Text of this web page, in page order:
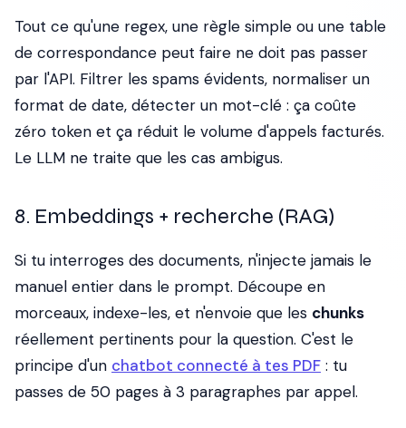
Tout ce qu'une regex, une règle simple ou une table
de correspondance peut faire ne doit pas passer
par l'API. Filtrer les spams évidents, normaliser un
format de date, détecter un mot-clé : ça coûte
zéro token et ça réduit le volume d'appels facturés.
Le LLM ne traite que les cas ambigus.
8. Embeddings + recherche (RAG)
Si tu interroges des documents, n'injecte jamais le
manuel entier dans le prompt. Découpe en
morceaux, indexe-les, et n'envoie que les chunks
réellement pertinents pour la question. C'est le
principe d'un chatbot connecté à tes PDF : tu
passes de 50 pages à 3 paragraphes par appel.